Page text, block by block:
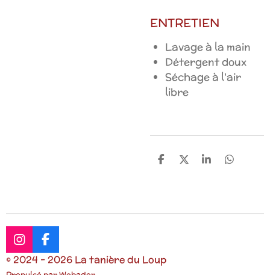
ENTRETIEN
Lavage à la main
Détergent doux
Séchage à l'air
libre
P
g
P
g
P
g
P
g
I
n
s
F
a
c
© 2024 - 2026 La tanière du Loup